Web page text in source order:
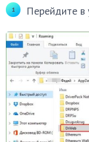
Перейдите в